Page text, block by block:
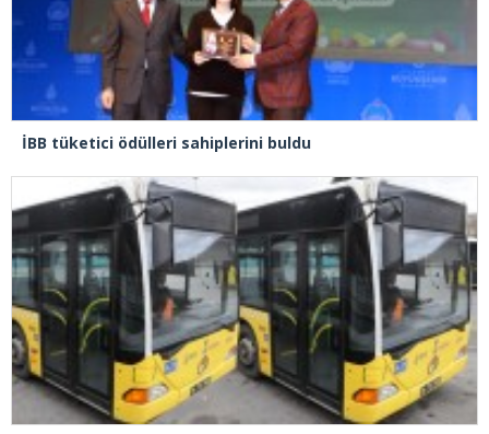
İBB tüketici ödülleri sahiplerini buldu